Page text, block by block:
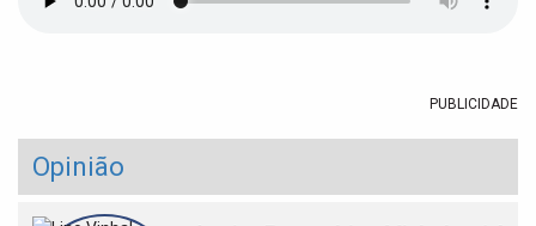
PUBLICIDADE
Opinião